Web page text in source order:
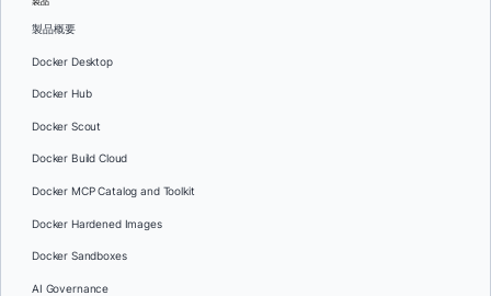
製品概要
Docker Desktop
Docker Hub
Docker Scout
Docker Build Cloud
Docker MCP Catalog and Toolkit
Docker Hardened Images
Docker Sandboxes
AI Governance